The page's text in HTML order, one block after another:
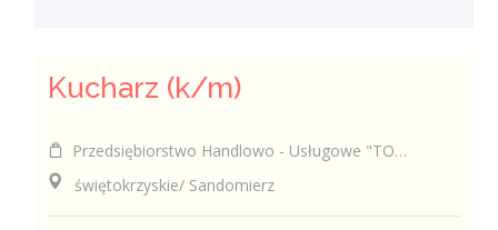
Kucharz (k/m)
Przedsiębiorstwo Handlowo - Usługowe "TOMAX" Tomasz Winiarski
świętokrzyskie/ Sandomierz